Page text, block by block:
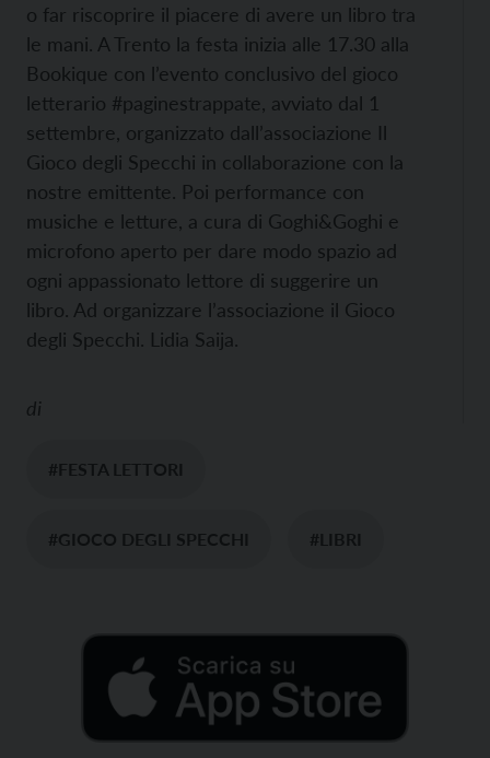
o far riscoprire il piacere di avere un libro tra
le mani. A Trento la festa inizia alle 17.30 alla
Bookique con l’evento conclusivo del gioco
letterario #paginestrappate, avviato dal 1
settembre, organizzato dall’associazione Il
Gioco degli Specchi in collaborazione con la
nostre emittente. Poi performance con
musiche e letture, a cura di Goghi&Goghi e
microfono aperto per dare modo spazio ad
ogni appassionato lettore di suggerire un
libro. Ad organizzare l’associazione il Gioco
degli Specchi. Lidia Saija.
di
#FESTA LETTORI
#GIOCO DEGLI SPECCHI #LIBRI